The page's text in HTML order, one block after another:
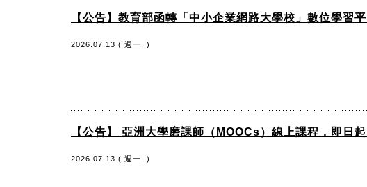
【公告】教育部函轉「中小企業網路大學校」數位學習
2026.07.13 ( 週一. )
【公告】 亞洲大學磨課師（MOOCs）線上課程，即日
2026.07.13 ( 週一. )